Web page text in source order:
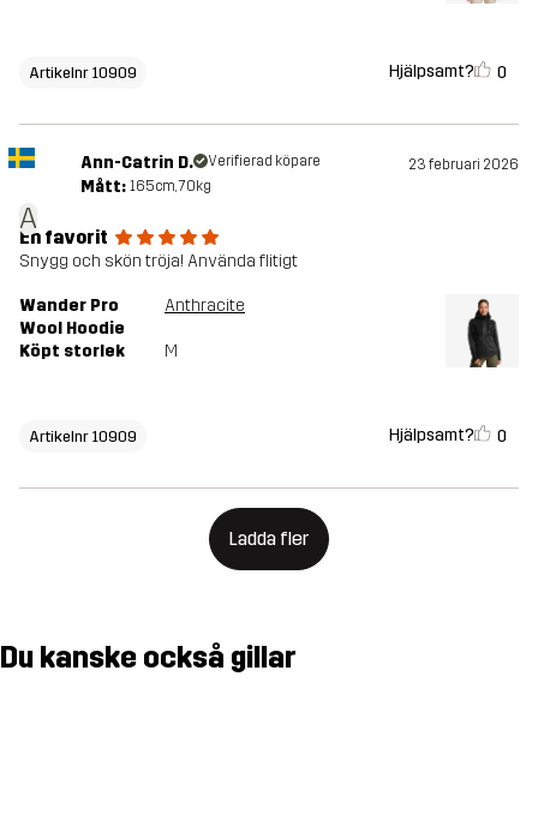
Artikelnr 10909 Hjälpsamt? 0
A
Ann-Catrin D. Verifierad köpare 23 februari 2026
Mått: 165cm, 70kg
En favorit
Snygg och skön tröja! Använda flitigt
Wander Pro
Wool Hoodie
Anthracite
Köpt storlek M
Artikelnr 10909 Hjälpsamt? 0
Ladda fler
Du kanske också gillar